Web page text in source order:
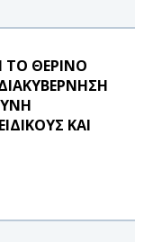
ΤΟ ΘΕΡΙΝΟ
ΚΑΙ